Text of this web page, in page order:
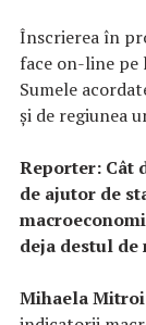
Înscrierea în
face on-line
Sumele
și de regiunea
Reporter: Cât
de ajutor de
deja destul de
Mihaela